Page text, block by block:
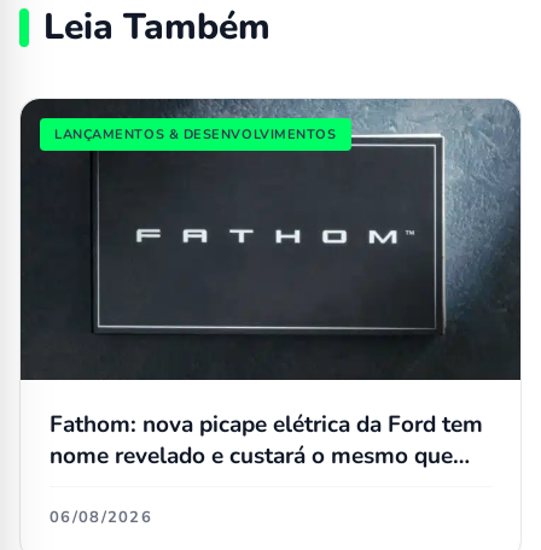
Leia Também
LANÇAMENTOS & DESENVOLVIMENTOS
Fathom: nova picape elétrica da Ford tem
nome revelado e custará o mesmo que
06/08/2026